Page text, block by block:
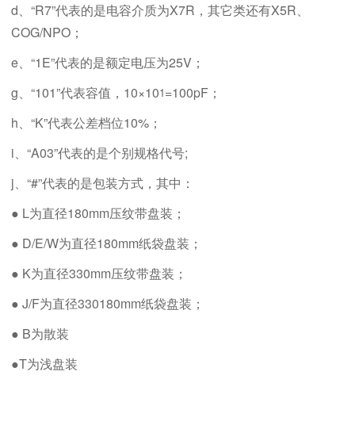
d、“R7”代表的是电容介质为X7R，其它类还有X5R、
COG/NPO；
e、“1E”代表的是额定电压为25V；
g、“101”代表容值，10×101=100pF；
h、“K”代表公差档位10%；
i、“A03”代表的是个别规格代号;
j、“#”代表的是包装方式，其中：
● L为直径180mm压纹带盘装；
● D/E/W为直径180mm纸袋盘装；
● K为直径330mm压纹带盘装；
● J/F为直径330180mm纸袋盘装；
● B为散装
●T为浅盘装